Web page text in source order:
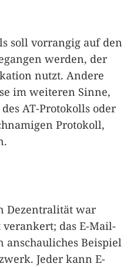
soll vorrangig auf den
werden, der
nutzt. Andere
im weiteren Sinne,
AT-Protokolls oder
Protokoll,
Dezentralität war
das E-Mail-
anschauliches Beispiel
Jeder kann E-